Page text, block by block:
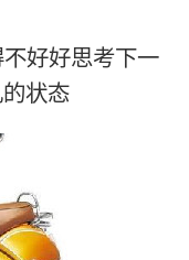
好好思考下一
状态